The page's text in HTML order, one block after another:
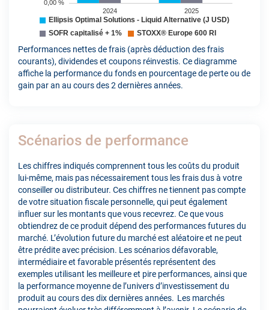
Performances nettes de frais (après déduction des frais
courants), dividendes et coupons réinvestis. Ce diagramme
affiche la performance du fonds en pourcentage de perte ou de
gain par an au cours des 2 dernières années.
Scénarios de performance
Les chiffres indiqués comprennent tous les coûts du produit
lui-même, mais pas nécessairement tous les frais dus à votre
conseiller ou distributeur. Ces chiffres ne tiennent pas compte
de votre situation fiscale personnelle, qui peut également
influer sur les montants que vous recevrez. Ce que vous
obtiendrez de ce produit dépend des performances futures du
marché. L’évolution future du marché est aléatoire et ne peut
être prédite avec précision. Les scénarios défavorable,
intermédiaire et favorable présentés représentent des
exemples utilisant les meilleure et pire performances, ainsi que
la performance moyenne de l’univers d’investissement du
produit au cours des dix dernières années. Les marchés